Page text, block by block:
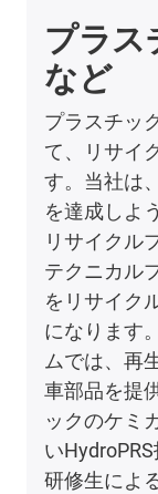
プラス
など
プラスチッ
て、リサイ
す。当社は
を達成しよ
リサイクル
テクニカル
をリサイク
になります
ムでは、再
車部品を提
ックのケミ
い
研修生によ